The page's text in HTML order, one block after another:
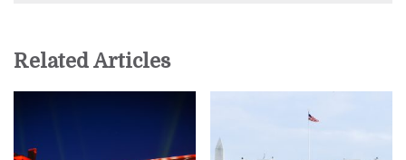
Related Articles